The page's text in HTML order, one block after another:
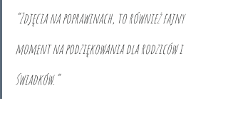
“Zdjęcia na poprawinach, to również fajny
moment na podziękowania dla rodziców i
świadków.”